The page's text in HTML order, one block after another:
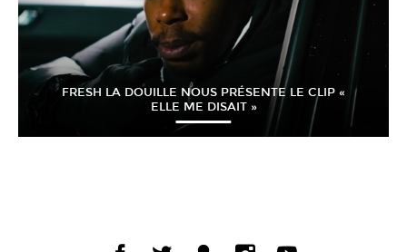
FRESH LA DOUILLE NOUS PRÉSENTE LE CLIP «
ELLE ME DISAIT »